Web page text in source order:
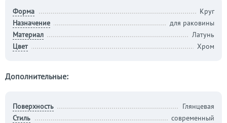
Форма
Круг
Назначение
для раковины
Материал
Латунь
Цвет
Хром
Дополнительные:
Поверхность
Глянцевая
Стиль
современный